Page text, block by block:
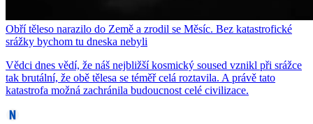
Obří těleso narazilo do Země a zrodil se Měsíc. Bez katastrofické
srážky bychom tu dneska nebyli
Vědci dnes vědí, že náš nejbližší kosmický soused vznikl při srážce
tak brutální, že obě tělesa se téměř celá roztavila. A právě tato
katastrofa možná zachránila budoucnost celé civilizace.